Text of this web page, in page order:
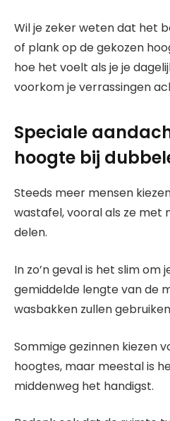
Wil je zeker weten dat het
of plank op de gekozen
hoe het voelt als je je
voorkom je verrassingen
Speciale
hoogte bij
Steeds meer mensen
wastafel, vooral als ze met
delen.
In zo’n geval is het slim
gemiddelde lengte van de
wasbakken zullen
Sommige gezinnen kiezen
hoogtes, maar meestal is
middenweg het handigst.